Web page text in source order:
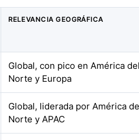
RELEVANCIA GEOGRÁFICA
Global, con pico en América del
Norte y Europa
Global, liderada por América
Norte y APAC